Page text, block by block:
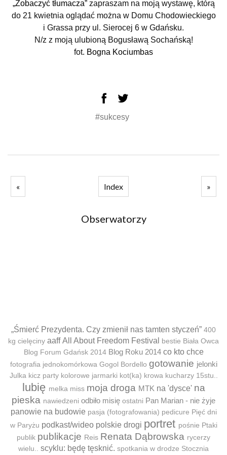
„Zobaczyć tłumacza” zapraszam na moją wystawę, którą
do 21 kwietnia oglądać można w Domu Chodowieckiego
i Grassa przy ul. Sierocej 6 w Gdańsku.
N/z z moją ulubioną Bogusławą Sochańską!
fot. Bogna Kociumbas
#sukcesy
« Index »
Obserwatorzy
„Śmierć Prezydenta. Czy zmienił nas tamten styczeń” 400
kg cielęciny aaff All About Freedom Festival bestie Biała Owca
Blog Forum Gdańsk 2014 Blog Roku 2014 co kto chce
fotografia jednokomórkowa Gogol Bordello gotowanie jelonki
Julka kicz party kolorowe jarmarki kot(ka) krowa kucharzy 15stu..
lubię melka miss moja droga MTK na 'dysce' na
pieska nawiedzeni odbiło misię ostatni Pan Marian - nie żyje
panowie na budowie pasja (fotografowania) pedicure Pięć dni
w Paryżu podkast/wideo polskie drogi portret pośnie Ptaki
publik publikacje Reis Renata Dąbrowska rycerzy
wielu.. scyklu: będę tęsknić. spotkania w drodze Stocznia